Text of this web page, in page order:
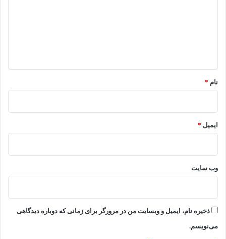
نام *
ایمیل *
وب‌ سایت
ذخیره نام، ایمیل و وبسایت من در مرورگر برای زمانی که دوباره دیدگاهی
می‌نویسم.